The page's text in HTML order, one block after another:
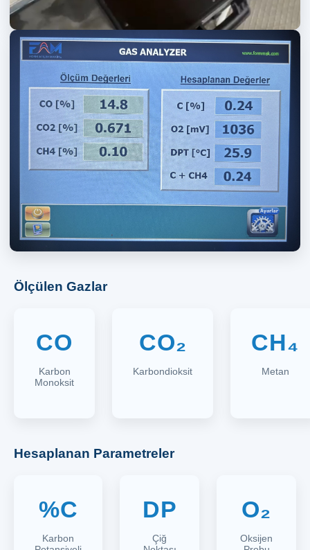
Ölçülen Gazlar
CO
Karbon
Monoksit
CO₂
Karbondioksit
CH₄
Metan
Hesaplanan Parametreler
%C
Karbon
DP
Çiğ
O₂
Oksijen